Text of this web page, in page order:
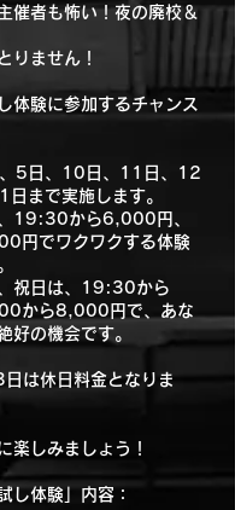
催者も怖い！夜の廃校＆
りません！
体験に参加するチャンス
5日、10日、11日、12
まで実施します。
19:30から6,000円、
円でワクワクする体験
祝日は、19:30から
から8,000円で、あな
好の機会です。
は休日料金となりま
楽しみましょう！
し体験」内容：